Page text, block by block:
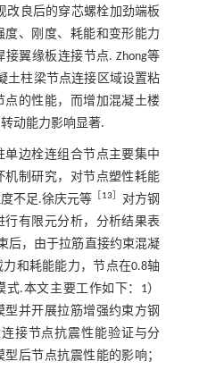
改良后的穿芯螺栓加劲端板
、刚度、耗能和变形能力
翼缘板连接节点. Zhong等
土柱梁节点连接区域设置粘
的性能，而增加混凝土楼
动能力影响显著.
单边栓连组合节点主要集中
制研究，对节点塑性耗能
不足.徐庆元等
13
对方钢
有限元分析，分析结果表
后，由于拉筋直接约束混凝
和耗能能力，节点在0.8轴
.本文主要工作如下：1）
并开展拉筋增强约束方钢
接节点抗震性能验证与分
后节点抗震性能的影响；